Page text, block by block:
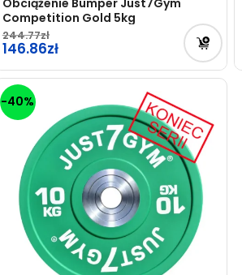
Obciążenie Bumper Just7Gym
Competition Gold 5kg
244.77
Pierwotna
cena
wynosiła:
244.77zł.
146.86
Aktualna
cena
wynosi:
146.86zł.
-40%